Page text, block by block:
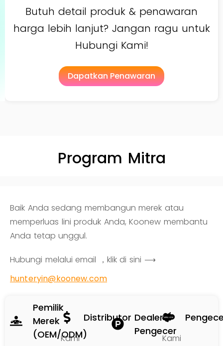
Butuh detail produk & penawaran
harga lebih lanjut? Jangan ragu untuk
Hubungi Kami!
Dapatkan Penawaran
Program Mitra
Baik Anda sedang membangun merek atau
memperluas lini produk Anda, Koonew membantu
Anda tetap unggul.
Hubungi melalui email ，klik di sini ⟶
hunteryin@koonew.com
Pemilik
Merek
(OEM/ODM)
Distributor
Kami
Dealer /
Pengecer
Kami